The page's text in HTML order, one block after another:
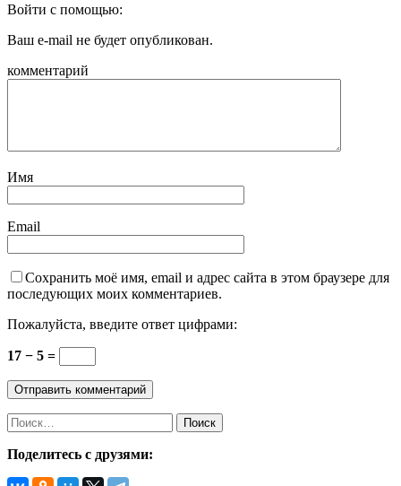
Войти с помощью:
Ваш e-mail не будет опубликован.
комментарий
Имя
Email
Сохранить моё имя, email и адрес сайта в этом браузере для
последующих моих комментариев.
Пожалуйста, введите ответ цифрами:
17 − 5 =
Поделитесь с друзями: